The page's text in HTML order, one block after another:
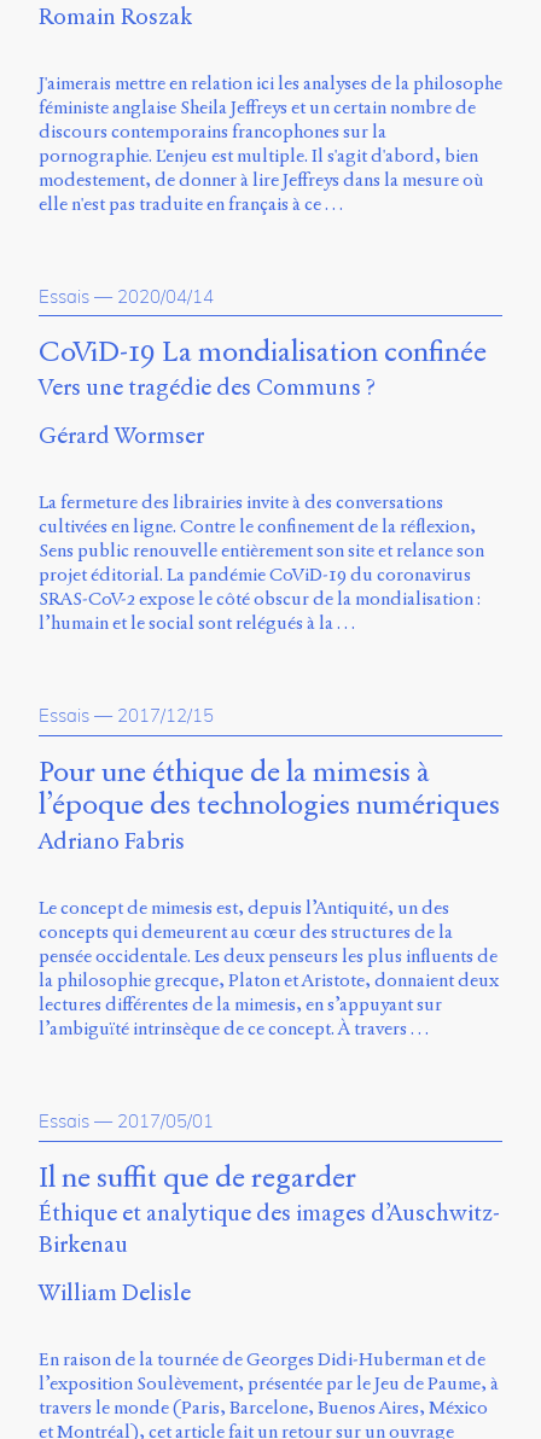
Université
de
Sherbrooke
Campus
de
12723
Pl.
Le
Longueuil
J4K
0B7
Canada
ISSN
2104-
3272
(2020/03)
Typographies
Storm
Type
Foundry
et
Muli
de
Ce
été
conçu
par
Blanc,
Jérémy
De
Barros,
Romain Roszak
J'aimerais mettre en relation ici les analyses de la philosophe
féministe anglaise Sheila Jeffreys et un certain nombre de
discours contemporains francophones sur la
pornographie. L'enjeu est multiple. Il s'agit d'abord, bien
modestement, de donner à lire Jeffreys dans la mesure où
elle n'est pas traduite en français à ce …
Essais — 2020/04/14
CoViD-19 La mondialisation confinée
Vers une tragédie des Communs ?
Gérard Wormser
La fermeture des librairies invite à des conversations
cultivées en ligne. Contre le confinement de la réflexion,
Sens public renouvelle entièrement son site et relance son
projet éditorial. La pandémie CoViD-19 du coronavirus
SRAS-CoV-2 expose le côté obscur de la mondialisation :
l’humain et le social sont relégués à la …
Essais — 2017/12/15
Pour une éthique de la mimesis à
l’époque des technologies numériques
Adriano Fabris
Le concept de mimesis est, depuis l’Antiquité, un des
concepts qui demeurent au cœur des structures de la
pensée occidentale. Les deux penseurs les plus influents de
la philosophie grecque, Platon et Aristote, donnaient deux
lectures différentes de la mimesis, en s’appuyant sur
l’ambiguïté intrinsèque de ce concept. À travers …
Essais — 2017/05/01
Il ne suffit que de regarder
Éthique et analytique des images d’Auschwitz-
Birkenau
William Delisle
En raison de la tournée de Georges Didi-Huberman et de
l’exposition Soulèvement, présentée par le Jeu de Paume, à
travers le monde (Paris, Barcelone, Buenos Aires, México
et Montréal), cet article fait un retour sur un ouvrage